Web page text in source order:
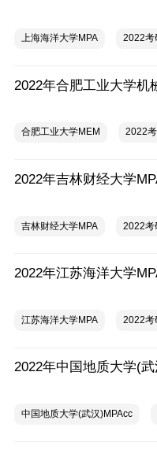
上海海洋大学MPA 2022考
合肥工业大学MEM 2022
2022年吉林财经大学
吉林财经大学MPA 2022考
2022年江苏海洋大学
江苏海洋大学MPA 2022考
2022年中国地质大学(
中国地质大学(武汉)MPAcc